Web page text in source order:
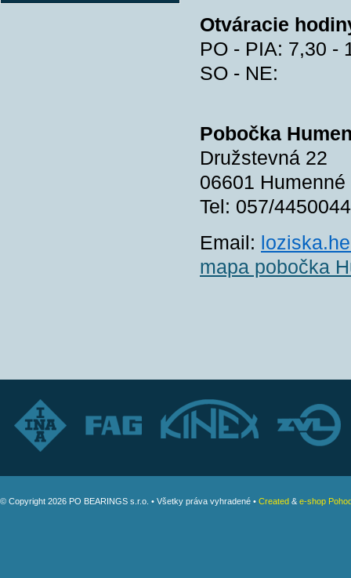
Otváracie
PO - PIA: 7,30 -
SO - NE:
Pobočka
Družstevná 22
06601 Humenné
Tel: 057/4450044
Email:
mapa pobočka
© Copyright 2026 PO BEARINGS s.r.o. • Všetky práva vyhradené • Created & e-shop